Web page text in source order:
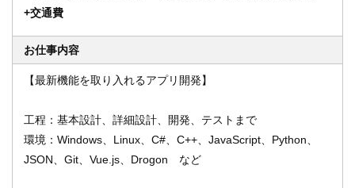
閉じる
+交通費
お仕事内容
【最新機能を取り入れるアプリ開発】
工程：基本設計、詳細設計、開発、テストまで
環境：Windows、Linux、C#、C++、JavaScript、Python、
JSON、Git、Vue.js、Drogon など